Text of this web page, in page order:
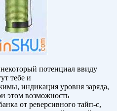
потенциал ввиду
тебе и
индикация уровня заряда,
этом возможность
от реверсивного тайп-с,